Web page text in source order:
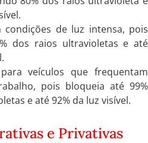
de luz intensa, pois
dos raios ultravioletas e até
veículos que frequentam
pois bloqueia até 99%
e até 92% da luz visível.
e Privativas